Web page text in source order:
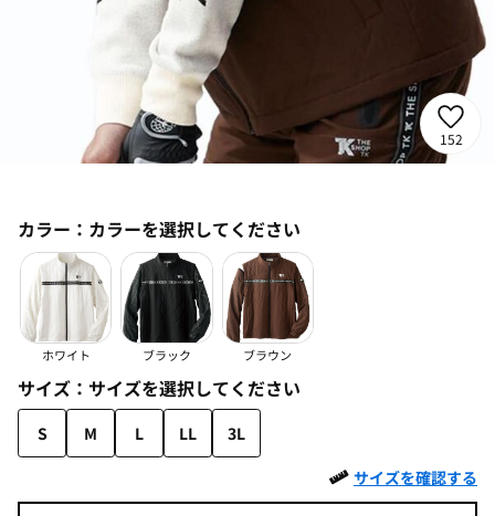
152
カラー： カラーを選択してください
ホワイト ブラック ブラウン
サイズ： サイズを選択してください
S M L LL
3L
サイズを確認する